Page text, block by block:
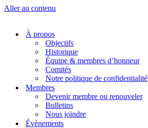
Aller au contenu
À propos
Objectifs
Historique
Équipe & membres d’honneur
Comités
Notre politique de confidentialité
Membres
Devenir membre ou renouveler
Bulletins
Nous joindre
Évènements